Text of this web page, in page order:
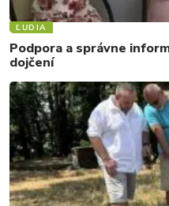
ĽUDIA
Podpora a správne
dojčení